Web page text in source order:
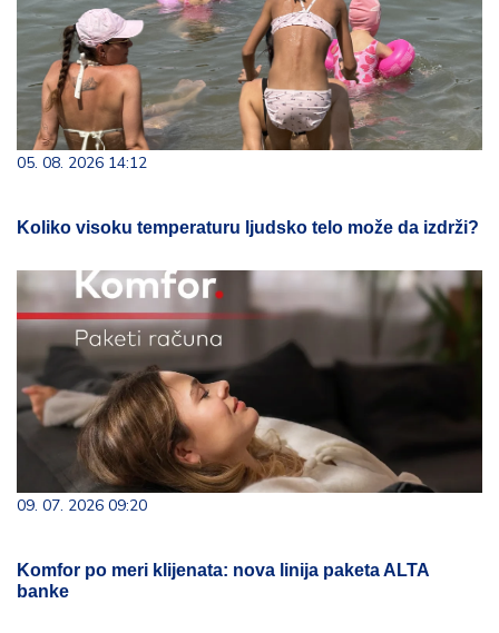
05. 08. 2026 14:12
Koliko visoku temperaturu ljudsko telo može da izdrži?
09. 07. 2026 09:20
Komfor po meri klijenata: nova linija paketa ALTA
banke